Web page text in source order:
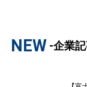
NEW -企業